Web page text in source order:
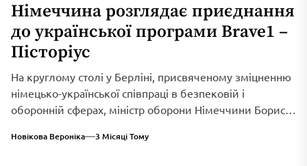
Німеччина розглядає приєднання
до української програми Brave1 –
Пісторіус
На круглому столі у Берліні, присвяченому зміцненню
німецько-української співпраці в безпековій і
оборонній сферах, міністр оборони Німеччини Борис
Новікова Вероніка 3 Місяці Тому